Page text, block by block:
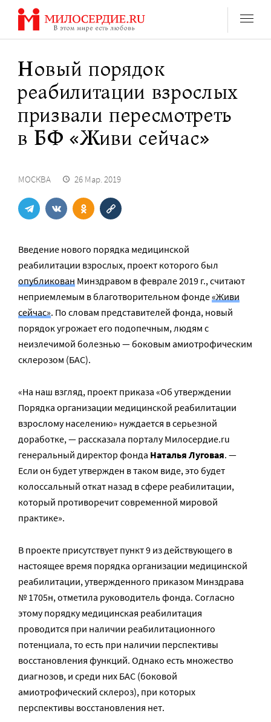
Перейти
содержанию
Новый порядок
реабилитации взрослых
призвали пересмотреть
в БФ «Живи сейчас»
МОСКВА 26 Мар. 2019
Введение нового порядка медицинской
реабилитации взрослых, проект которого был
опубликован Минздравом в феврале 2019 г., считают
неприемлемым в благотворительном фонде«Живи
сейчас». По словам представителей фонда, новый
порядок угрожает его подопечным, людям с
неизлечимой болезнью — боковым амиотрофическим
склерозом (БАС).
«На наш взгляд, проект приказа «Об утверждении
Порядка организации медицинской реабилитации
взрослому населению» нуждается в серьезной
доработке, — рассказала порталу Милосердие.ru
генеральный директор фонда Наталья Луговая. —
Если он будет утвержден в таком виде, это будет
колоссальный откат назад в сфере реабилитации,
который противоречит современной мировой
практике».
В проекте присутствует пункт 9 из действующего в
настоящее время порядка организации медицинской
реабилитации, утвержденного приказом Минздрава
№ 1705н, отметила руководитель фонда. Согласно
этому порядку медицинская реабилитация
проводится при наличии реабилитационного
потенциала, то есть при наличии перспективы
восстановления функций. Однако есть множество
диагнозов, и среди них БАС (боковой
амиотрофический склероз), при которых
перспективы восстановления нет.